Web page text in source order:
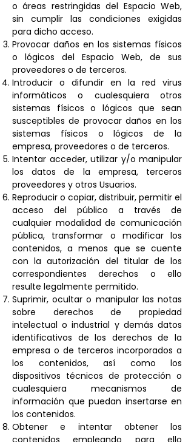
o áreas restringidas del Espacio Web,
sin cumplir las condiciones exigidas
para dicho acceso.
Provocar daños en los sistemas físicos
o lógicos del Espacio Web, de sus
proveedores o de terceros.
Introducir o difundir en la red virus
informáticos o cualesquiera otros
sistemas físicos o lógicos que sean
susceptibles de provocar daños en los
sistemas físicos o lógicos de la
empresa, proveedores o de terceros.
Intentar acceder, utilizar y/o manipular
los datos de la empresa, terceros
proveedores y otros Usuarios.
Reproducir o copiar, distribuir, permitir el
acceso del público a través de
cualquier modalidad de comunicación
pública, transformar o modificar los
contenidos, a menos que se cuente
con la autorización del titular de los
correspondientes derechos o ello
resulte legalmente permitido.
Suprimir, ocultar o manipular las notas
sobre derechos de propiedad
intelectual o industrial y demás datos
identificativos de los derechos de la
empresa o de terceros incorporados a
los contenidos, así como los
dispositivos técnicos de protección o
cualesquiera mecanismos de
información que puedan insertarse en
los contenidos.
Obtener e intentar obtener los